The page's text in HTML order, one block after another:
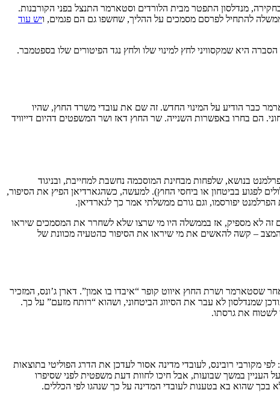
מנדלסון התפטר מבית הלורדים וסטארמר התנצל בפני הקורבנות.
להתחיל לפרסם מסמכים על ההליך, שחשפו גם הם פגמים, ויש עוד
היא שמקסוויני לחץ למינוי שלו ולחץ נגד הפיטורים שלו בספטמבר.
כבר הודיע על המינוי החדש. זה שם את עובדי משרד החוץ, שהיו
הם בחרו באפשרות השנייה. שר החוץ דאז ושר המשפטים דהיום דייוויד
הפרלמנט בנושא, שלפחות מבחינת המוסכמה נחשבת למחייבת, ובניגוד
לפגוע בביטחון או ביחסי החוץ). למעשה, כשהגארדיאן הפיץ את הסיפור,
יפורסמו, וגם גורם ממשלתי אמר כך לגארדיאן.
זה לא מספיק, אז בממשלה היו מי שרצו שלא לשחרר את המסמכים שיראו
– קשה להאשים את מי שיראו את הסיפור כהטעיה מכוונת של
שסטארמר ושרת החוץ איווט קופר “איבדו בו אמון”. דארן ג’ונס, המזכיר
שמנדלסון לא עבר את הסיווג הביטחוני, ושהוא “רותח מזעם” על כך.
לשטוח את גרסתו.
רובינס, לעובדי מדינה אסור לעדכן את הדרג הפוליטי בתוצאות
העניין במשך שבועות, אבל חיכו לחוות דעת משפטית לפני שסיפרו
שהוא בא בטענות לעובדי המדינה על כך שנהגו לפי הכללים.